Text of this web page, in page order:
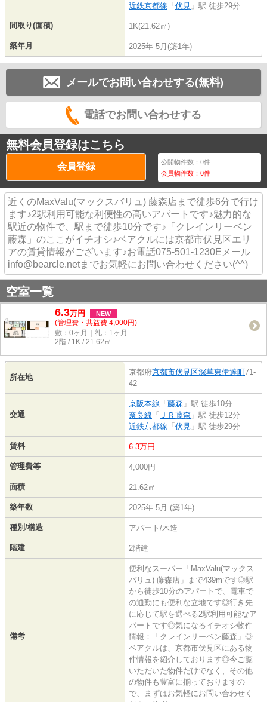
近鉄京都線 「 伏見 」駅 徒歩29分
間取り(面積) 1K(21.62㎡)
築年月 2025年 5月(築1年)
メールでお問い合わせする(無料)
電話でお問い合わせする
無料会員登録はこちら
会員登録 公開物件数：0件
会員物件数：0件
近くのMaxValu(マックスバリュ) 藤森店まで徒歩6分で行け
ます♪2駅利用可能な利便性の高いアパートです♪魅力的な
駅近の物件で、駅まで徒歩10分です♪「クレインリーベン
藤森」のここがイチオシ♪ベアクルには京都市伏見区エリ
アの賃貸情報がございます♪お電話075-501-1230Eメール
info@bearcle.netまでお気軽にお問い合わせください(^^)
空室一覧
6.3万円 NEW
(管理費・共益費 4,000円)
敷：0ヶ月｜礼：1ヶ月
2階 / 1K / 21.62㎡
所在地
京都府京都市伏見区深草東伊達町71-
42
交通
京阪本線 「 藤森 」駅 徒歩10分
奈良線 「 ＪＲ藤森 」駅 徒歩12分
近鉄京都線 「 伏見 」駅 徒歩29分
賃料 6.3万円
管理費等 4,000円
面積 21.62㎡
築年数 2025年 5月 (築1年)
種別/構造 アパート/木造
階建 2階建
備考
便利なスーパー「MaxValu(マックス
バリュ) 藤森店」まで439mです◎駅
から徒歩10分のアパートで、電車で
の通勤にも便利な立地です◎行き先
に応じて駅を選べる2駅利用可能なア
パートです◎気になるイチオシ物件
情報：「クレインリーベン藤森」◎
ベアクルは、京都市伏見区にある物
件情報を紹介しております◎今ご覧
いただいた物件だけでなく、その他
の物件も豊富に揃っておりますの
で、まずはお気軽にお問い合わせく